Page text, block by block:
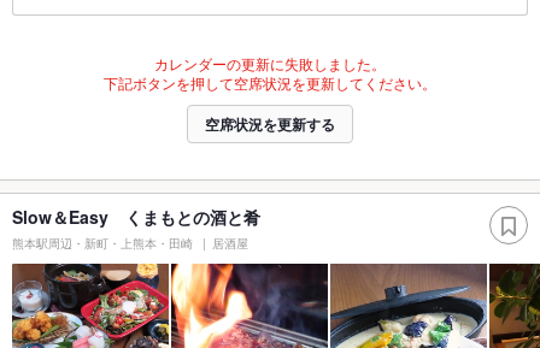
カレンダーの更新に失敗しました。
下記ボタンを押して空席状況を更新してください。
空席状況を更新する
Slow＆Easy くまもとの酒と肴
熊本駅周辺・新町・上熊本・田崎 居酒屋